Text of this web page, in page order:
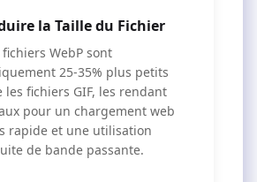
la Taille du Fichier
fichiers WebP sont
25-35% plus petits
les fichiers GIF, les rendant
pour un chargement web
rapide et une utilisation
de bande passante.